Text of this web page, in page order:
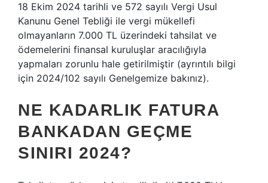
18 Ekim 2024 tarihli ve 572 sayılı Vergi Usul
Kanunu Genel Tebliği ile vergi mükellefi
olmayanların 7.000 TL üzerindeki tahsilat ve
ödemelerini finansal kuruluşlar aracılığıyla
yapmaları zorunlu hale getirilmiştir (ayrıntılı bilgi
için 2024/102 sayılı Genelgemize bakınız).
NE KADARLIK FATURA
BANKADAN GEÇME
SINIRI 2024?